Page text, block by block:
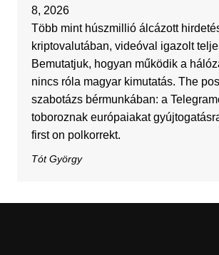
8, 2026
Több mint húszmillió álcázott
kriptovalutában, videóval igazolt
Bemutatjuk, hogyan működik a
nincs róla magyar kimutatás. The
szabotázs bérmunkában: a
toboroznak európaiakat
first on polkorrekt.
Tót György